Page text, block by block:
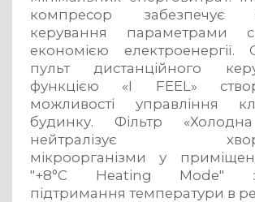
компресор забезпечує
керування параметрами
економією електроенергії.
пульт дистанційного
функцією «I FEEL»
можливості управління
будинку. Фільтр
нейтралізує
мікроорганізми у
"+8°C Heating Mode"
підтримання температури в